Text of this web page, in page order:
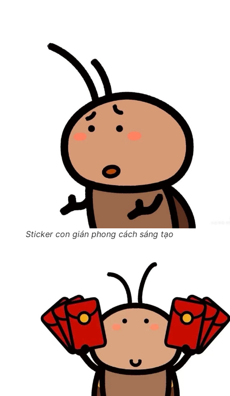
Sticker con gián phong cách sáng tạo